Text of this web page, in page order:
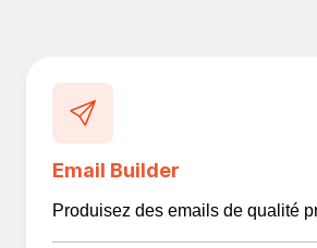
Email Builder
Produisez des emails de qualité